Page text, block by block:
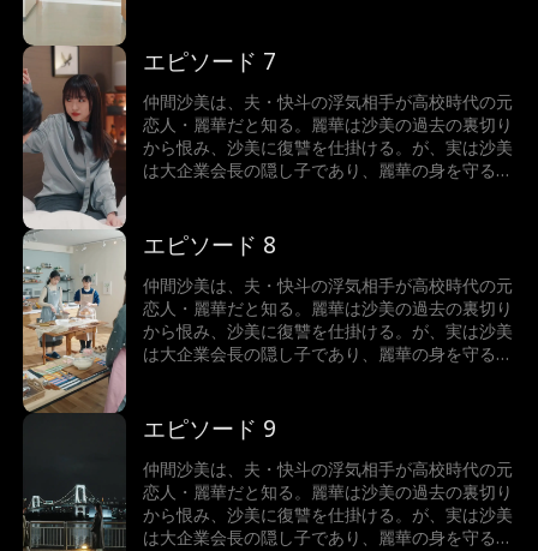
受け入れる。次第に、復讐の中で2人の恋心が再
燃し、沙美は麗華の唇を奪ってしまう！憎しみが
揺らぐ中、2人の想いが再び表面化していく
──……甘くて切ない、青春と愛が絡み合う禁断な
恋物語、衝撃なGLショートドラマをぜひお楽し
みください。
エピソード 7
仲間沙美は、夫・快斗の浮気相手が高校時代の元
恋人・麗華だと知る。麗華は沙美の過去の裏切り
から恨み、沙美に復讐を仕掛ける。が、実は沙美
は大企業会長の隠し子であり、麗華の身を守るた
受け入れる。次第に、復讐の中で2人の恋心が再
燃し、沙美は麗華の唇を奪ってしまう！憎しみが
揺らぐ中、2人の想いが再び表面化していく
──……甘くて切ない、青春と愛が絡み合う禁断な
恋物語、衝撃なGLショートドラマをぜひお楽し
みください。
エピソード 8
仲間沙美は、夫・快斗の浮気相手が高校時代の元
恋人・麗華だと知る。麗華は沙美の過去の裏切り
から恨み、沙美に復讐を仕掛ける。が、実は沙美
は大企業会長の隠し子であり、麗華の身を守るた
受け入れる。次第に、復讐の中で2人の恋心が再
燃し、沙美は麗華の唇を奪ってしまう！憎しみが
揺らぐ中、2人の想いが再び表面化していく
──……甘くて切ない、青春と愛が絡み合う禁断な
恋物語、衝撃なGLショートドラマをぜひお楽し
みください。
エピソード 9
仲間沙美は、夫・快斗の浮気相手が高校時代の元
恋人・麗華だと知る。麗華は沙美の過去の裏切り
から恨み、沙美に復讐を仕掛ける。が、実は沙美
は大企業会長の隠し子であり、麗華の身を守るた